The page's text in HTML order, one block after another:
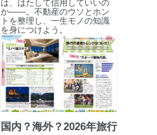
マーQ＆Aサイトの投稿内容
のため
ル等によるカスタマーQ＆A
のサービス内容のご案内の
ル等による商品、サービ
ャンペーン等の広告に関す
内のため
考、ご連絡のため
は、はたして信用していいの
か――。不動産のウソとホン
トを整理し、一生モノの知識
を身につけよう。
国内？海外？2026年旅行